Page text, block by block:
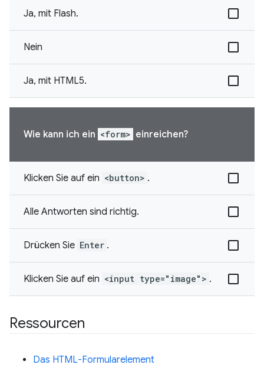
Ja, mit Flash.
Nein
Ja, mit HTML5.
Wie kann ich ein <form> einreichen?
Klicken Sie auf ein <button> .
Alle Antworten sind richtig.
Drücken Sie Enter .
Klicken Sie auf ein <input type="image"> .
Ressourcen
Das HTML-Formularelement